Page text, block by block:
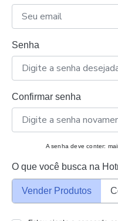
Senha
Confirmar senha
A senha deve conter:
O que você busca na
Vender Produtos